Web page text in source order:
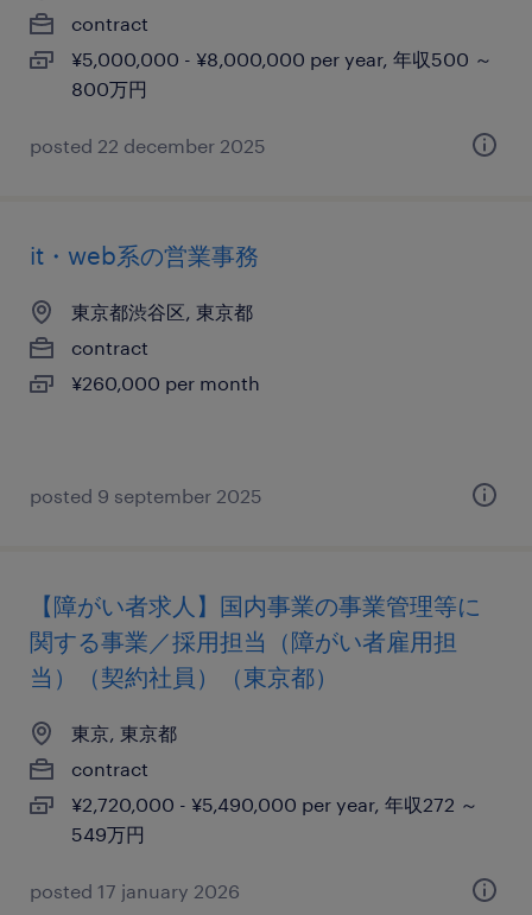
contract
¥5,000,000 - ¥8,000,000 per year, 年収500 ～
800万円
posted 22 december 2025
it・web系の営業事務
東京都渋谷区, 東京都
contract
¥260,000 per month
posted 9 september 2025
【障がい者求人】国内事業の事業管理等に
関する事業／採用担当（障がい者雇用担
当）（契約社員）（東京都）
東京, 東京都
contract
¥2,720,000 - ¥5,490,000 per year, 年収272 ～
549万円
posted 17 january 2026